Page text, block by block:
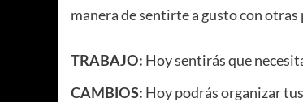
manera de sentirte a gusto con otras
TRABAJO: Hoy sentirás que
CAMBIOS: Hoy podrás organizar